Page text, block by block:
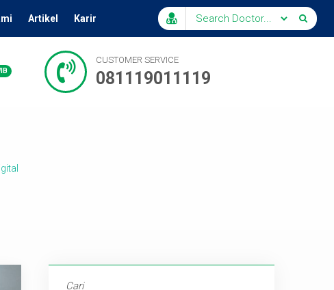
Artikel Karir
CUSTOMER SERVICE
081119011119
Cari